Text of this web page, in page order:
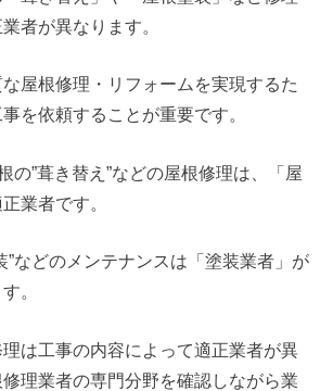
者が異なります。
屋根修理・リフォームを実現するた
を依頼することが重要です。
の”葺き替え”などの屋根修理は、「屋
業者です。
”などのメンテナンスは「塗装業者」が
。
は工事の内容によって適正業者が異
理業者の専門分野を確認しながら業